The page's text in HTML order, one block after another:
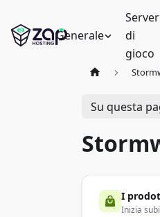
Generale
Server
di
gioco
Su questa
I
Inizia